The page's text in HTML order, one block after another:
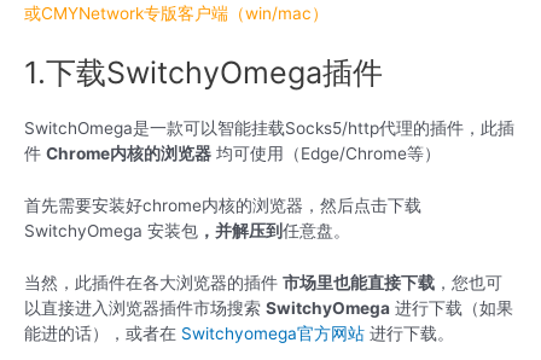
或CMYNetwork专版客户端（win/mac）
1.下载SwitchyOmega插件
SwitchOmega是一款可以智能挂载Socks5/http代理的插件，此插
件 Chrome内核的浏览器 均可使用（Edge/Chrome等）
首先需要安装好chrome内核的浏览器，然后点击下载
SwitchyOmega 安装包 ，并解压到任意盘。
当然，此插件在各大浏览器的插件 市场里也能直接下载 ，您也可
以直接进入浏览器插件市场搜索 SwitchyOmega 进行下载（如果
能进的话），或者在 Switchyomega官方网站 进行下载。